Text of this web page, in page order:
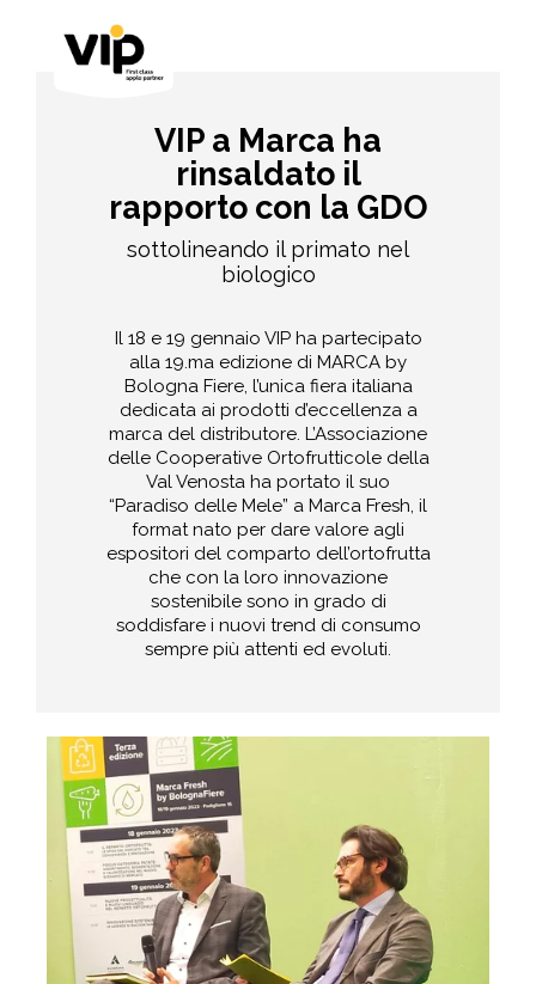
VIP a Marca ha
rinsaldato il
rapporto con la GDO
sottolineando il primato nel
biologico
Il 18 e 19 gennaio VIP ha partecipato
alla 19.ma edizione di MARCA by
Bologna Fiere, l’unica fiera italiana
dedicata ai prodotti d’eccellenza a
marca del distributore. L’Associazione
delle Cooperative Ortofrutticole della
Val Venosta ha portato il suo
“Paradiso delle Mele” a Marca Fresh, il
format nato per dare valore agli
espositori del comparto dell’ortofrutta
che con la loro innovazione
sostenibile sono in grado di
soddisfare i nuovi trend di consumo
sempre più attenti ed evoluti.